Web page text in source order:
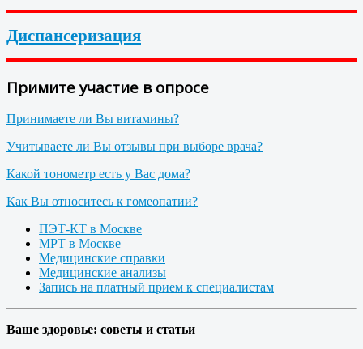
Диспансеризация
Примите участие в опросе
Принимаете ли Вы витамины?
Учитываете ли Вы отзывы при выборе врача?
Какой тонометр есть у Вас дома?
Как Вы относитесь к гомеопатии?
ПЭТ-КТ в Москве
МРТ в Москве
Медицинские справки
Медицинские анализы
Запись на платный прием к специалистам
Ваше здоровье: советы и статьи